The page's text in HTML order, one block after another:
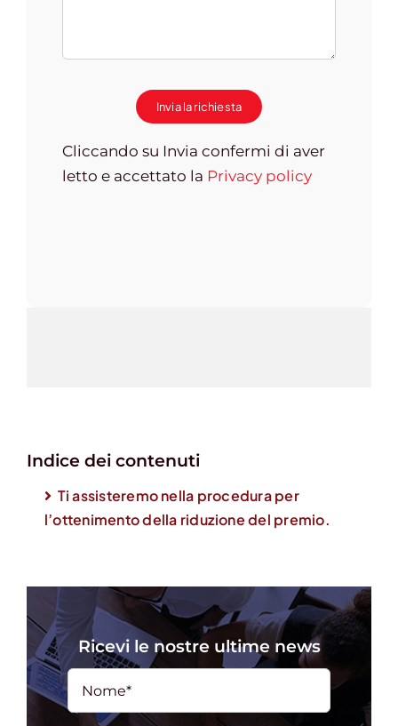
Invia la richiesta
Cliccando su Invia confermi di aver
letto e accettato la Privacy policy
Indice dei contenuti
Ti assisteremo nella procedura per
l’ottenimento della riduzione del premio.
Ricevi le nostre ultime news